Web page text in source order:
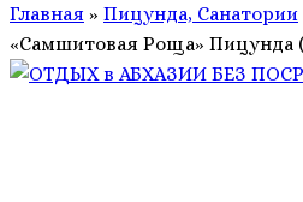
Главная » Пицунда, Санатории
«Самшитовая Роща» Пицунда